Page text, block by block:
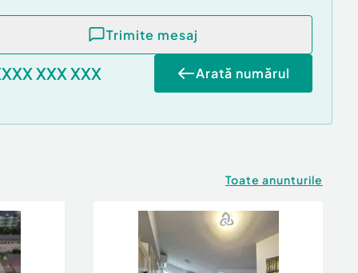
Trimite mesaj
XXX XXX Arată numărul
Toate anunturile